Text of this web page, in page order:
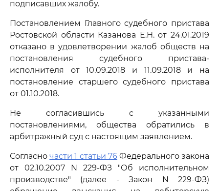
подписавших жалобу.
Постановлением Главного судебного пристава
Ростовской области Казанова Е.Н. от 24.01.2019
отказано в удовлетворении жалоб обществ на
постановления судебного пристава-
исполнителя от 10.09.2018 и 11.09.2018 и на
постановление старшего судебного пристава
от 01.10.2018.
Не согласившись с указанными
постановлениями, общества обратились в
арбитражный суд с настоящим заявлением.
Согласночасти 1 статьи 76Федерального закона
от 02.10.2007 N 229-ФЗ "Об исполнительном
производстве" (далее - Закон N 229-ФЗ)